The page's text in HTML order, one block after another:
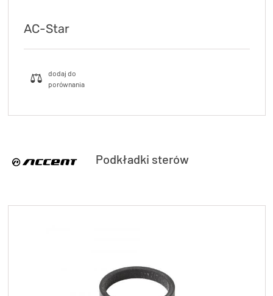
AC-Star
Podkładki sterów